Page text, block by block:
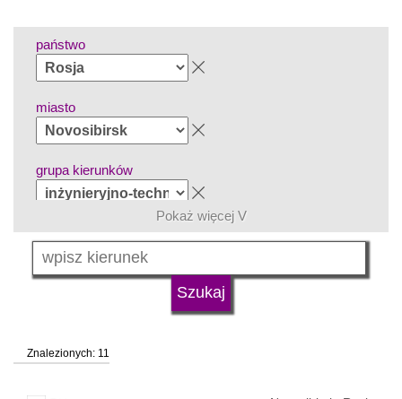
państwo
miasto
grupa kierunków
język
status uczelni
Pokaż więcej V
Znalezionych: 11